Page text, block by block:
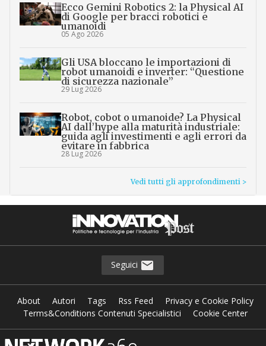
Ecco Gemini Robotics 2: la Physical AI
di Google per bracci robotici e
umanoidi
05 Ago 2026
Gli USA bloccano le importazioni di
robot umanoidi e inverter: “Questione
di sicurezza nazionale”
29 Lug 2026
Robot, cobot o umanoide? La Physical
AI dall’hype alla maturità industriale:
guida agli investimenti e agli errori da
evitare in fabbrica
28 Lug 2026
Vedi tutti gli approfondimenti >
Seguici
About Autori Tags Rss Feed
Privacy e Cookie Policy
Terms&Conditions Contenuti Specialistici
Cookie Center